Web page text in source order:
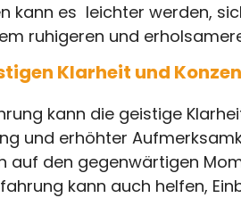
kann es leichter werden,
ruhigeren und
Klarheit und
kann die geistige
und erhöhter
auf den gegenwärtigen
kann auch helfen,